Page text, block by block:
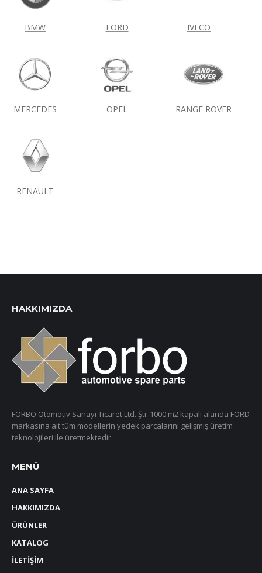
BMW FORD IVECO
MERCEDES OPEL RANGE ROVER
RENAULT
HAKKIMIZDA
FORBO Otomotiv Sanayi Ticaret Ltd. Şti. 1000 m2 kapalı alanda FORD
markasına ait tüm modellerin yedek parçalarını gelişmiş üretim
teknolojileri ile üretmektedir.
MENÜ
ANA SAYFA
HAKKIMIZDA
ÜRÜNLER
KATALOG
İLETİŞİM